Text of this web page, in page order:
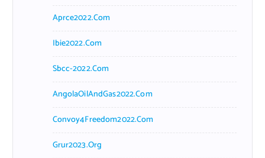
Aprce2022.com
Ibie2022.com
Sbcc-2022.com
AngolaOilAndGas2022.com
Convoy4Freedom2022.com
Grur2023.org